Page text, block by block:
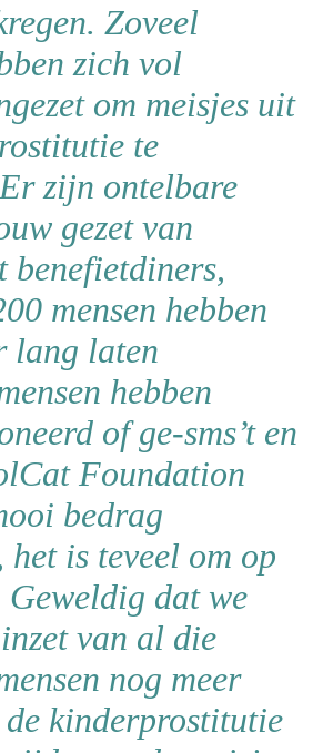
Zoveel
zich vol
om meisjes uit
te
zijn ontelbare
gezet van
benefietdiners,
mensen hebben
lang laten
hebben
of ge-sms’t en
Foundation
bedrag
het is teveel om op
Geweldig dat we
van al die
nog meer
kinderprostitutie